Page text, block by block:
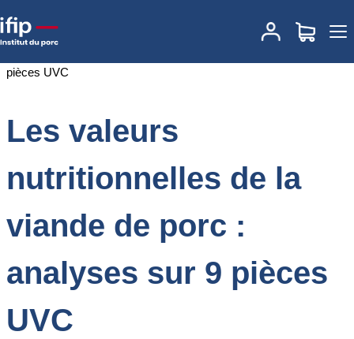
Accueil
Les valeurs nutritionnelles de la viande
de porc : analyses sur 9 pièces UVC
Les valeurs
nutritionnelles de la
viande de porc :
analyses sur 9 pièces
UVC